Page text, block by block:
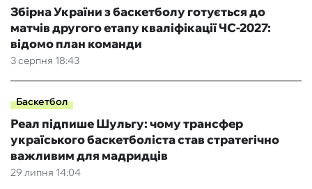
3 серпня 18:43
Збірна України з баскетболу готується до
матчів другого етапу кваліфікації ЧС-2027:
відомо план команди
Баскетбол
29 липня 14:04
Реал підпише Шульгу: чому трансфер
україського баскетболіста став стратегічно
важливим для мадридців